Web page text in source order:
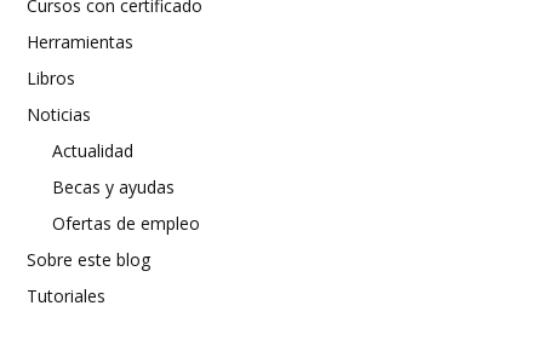
Cursos con certificado
Herramientas
Libros
Noticias
Actualidad
Becas y ayudas
Ofertas de empleo
Sobre este blog
Tutoriales